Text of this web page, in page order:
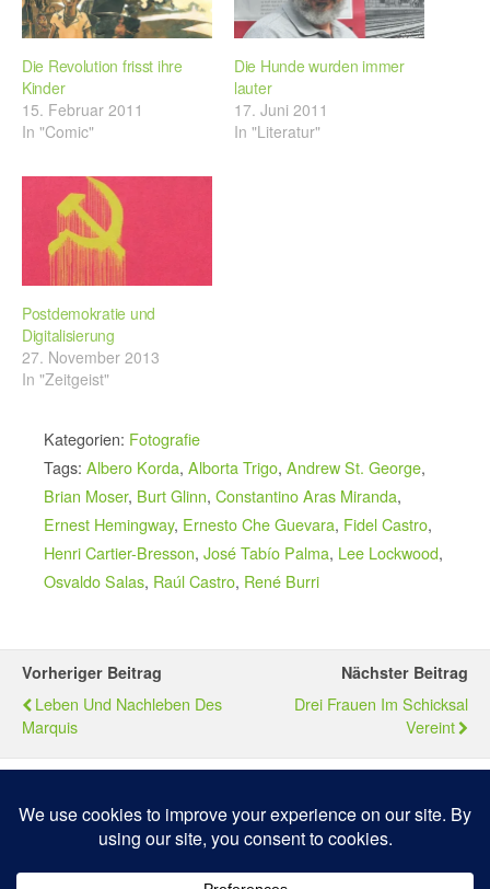
Die Revolution frisst ihre
Kinder
15. Februar 2011
In "Comic"
Die Hunde wurden immer
lauter
17. Juni 2011
In "Literatur"
Postdemokratie und
Digitalisierung
27. November 2013
In "Zeitgeist"
Kategorien: Fotografie
Tags: Albero Korda, Alborta Trigo, Andrew St. George,
Brian Moser, Burt Glinn, Constantino Aras Miranda,
Ernest Hemingway, Ernesto Che Guevara, Fidel Castro,
Henri Cartier-Bresson, José Tabío Palma, Lee Lockwood,
Osvaldo Salas, Raúl Castro, René Burri
Vorheriger Beitrag
Leben Und Nachleben Des
Marquis
Nächster Beitrag
Drei Frauen Im Schicksal
Vereint
Zum Seitenanfang
Mobil Desktop